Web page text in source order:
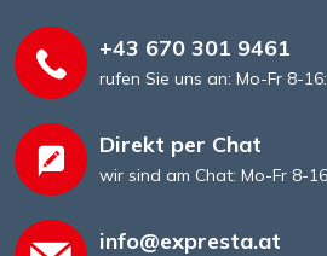
+43 670 301 9461
rufen Sie uns an: Mo-Fr 8-
Direkt per Chat
wir sind am Chat: Mo-Fr 8-
info@expresta.at